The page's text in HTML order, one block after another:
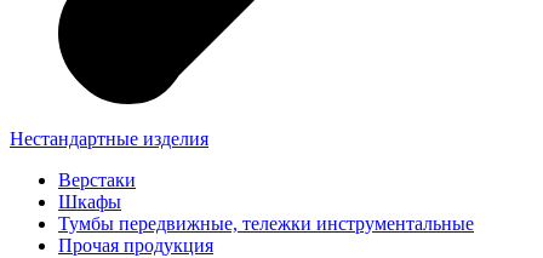
Нестандартные изделия
Верстаки
Шкафы
Тумбы передвижные, тележки инструментальные
Прочая продукция